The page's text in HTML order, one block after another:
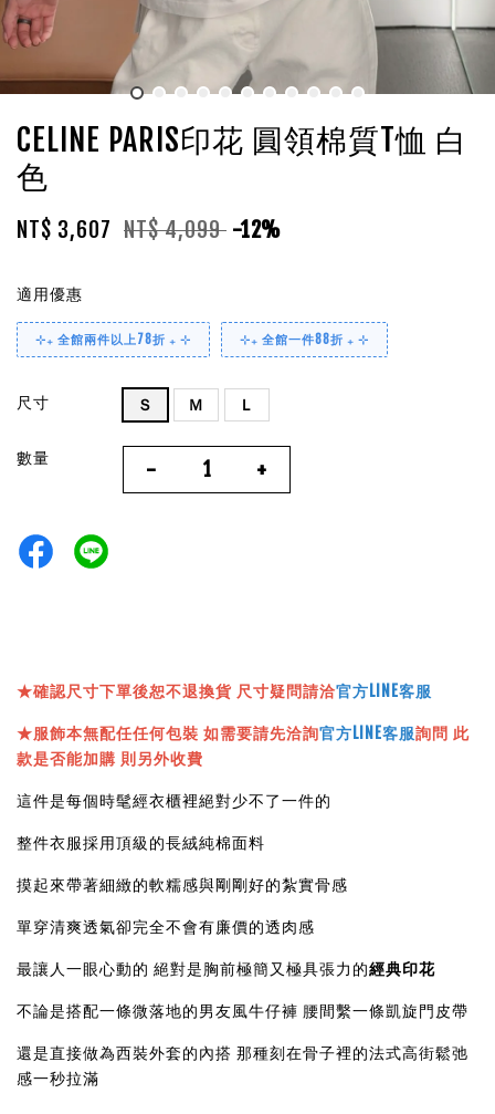
CELINE PARIS印花 圓領棉質T恤 白
色
NT$ 3,607 NT$ 4,099 -12%
適用優惠
⊹₊ 全館兩件以上78折 ₊ ⊹ ⊹₊ 全館一件88折 ₊ ⊹
尺寸 Ｓ Ｍ Ｌ
數量 - +
★確認尺寸下單後恕不退換貨 尺寸疑問請洽官方LINE客服
★服飾本無配任任何包裝 如需要請先洽詢官方LINE客服詢問 此
款是否能加購 則另外收費
這件是每個時髦經衣櫃裡絕對少不了一件的
整件衣服採用頂級的長絨純棉面料
摸起來帶著細緻的軟糯感與剛剛好的紮實骨感
單穿清爽透氣卻完全不會有廉價的透肉感
最讓人一眼心動的 絕對是胸前極簡又極具張力的經典印花
不論是搭配一條微落地的男友風牛仔褲 腰間繫一條凱旋門皮帶
還是直接做為西裝外套的內搭 那種刻在骨子裡的法式高街鬆弛
感一秒拉滿